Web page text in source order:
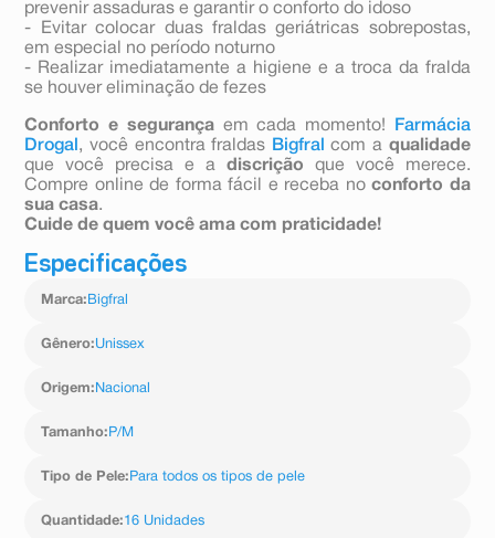
prevenir assaduras e garantir o conforto do idoso
- Evitar colocar duas fraldas geriátricas sobrepostas,
em especial no período noturno
- Realizar imediatamente a higiene e a troca da fralda
se houver eliminação de fezes
Conforto e segurançaem cada momento!
Farmácia
Drogal , você encontra fraldas Bigfral com a qualidade
que você precisa e a discrição que você merece.
Compre online de forma fácil e receba noconforto da
sua casa.
Cuide de quem você ama com praticidade!
Especificações
Marca: Bigfral
Gênero:Unissex
Origem: Nacional
Tamanho: P/M
Tipo de Pele: Para todos os tipos de pele
Quantidade:16 Unidades